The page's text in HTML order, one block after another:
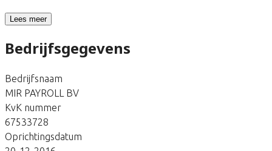
Lees meer
Bedrijfsgegevens
Bedrijfsnaam
MIR PAYROLL BV
KvK nummer
67533728
Oprichtingsdatum